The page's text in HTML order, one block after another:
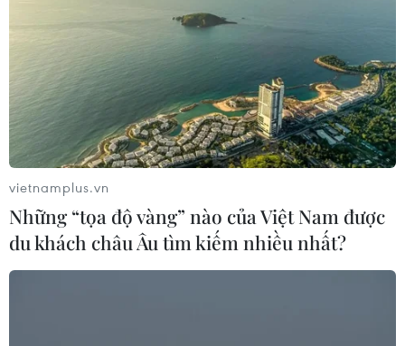
vietnamplus.vn
Những “tọa độ vàng” nào của Việt Nam được
du khách châu Âu tìm kiếm nhiều nhất?